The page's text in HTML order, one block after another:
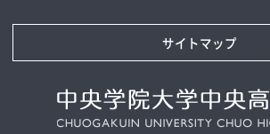
サイトマップ